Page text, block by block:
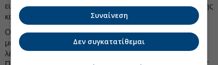
ευρώ το 2026, έχει εξελιχθεί στο βασικότερο κανάλι διάθεσης
καινοτόμων σκευασμάτων, αλλά όχι για όλους!
Οι αντιρρήσεις όμως για το Ταμείο Καινοτομίας δεν είναι
μόνο το διαθέσιμο κονδύλι των 50 εκατ. ευρώ- είναι όπως
λέγεται και οι αστοχίες που γίνονται στη λειτουργία του.
Συναίνεση
Δεν συγκατατίθεμαι